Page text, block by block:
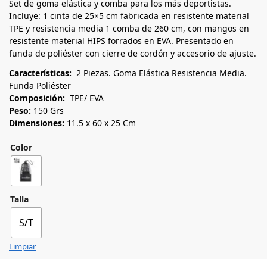
Set de goma elástica y comba para los más deportistas.
Incluye: 1 cinta de 25×5 cm fabricada en resistente material
TPE y resistencia media 1 comba de 260 cm, con mangos en
resistente material HIPS forrados en EVA. Presentado en
funda de poliéster con cierre de cordón y accesorio de ajuste.
Características: 2 Piezas. Goma Elástica Resistencia Media.
Funda Poliéster
Composición: TPE/ EVA
Peso: 150 Grs
Dimensiones: 11.5 x 60 x 25 Cm
Color
Talla
S/T
Limpiar